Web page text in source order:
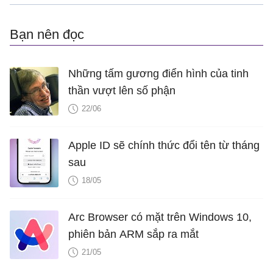
Bạn nên đọc
Những tấm gương điển hình của tinh
thần vượt lên số phận
22/06
Apple ID sẽ chính thức đổi tên từ tháng
sau
18/05
Arc Browser có mặt trên Windows 10,
phiên bản ARM sắp ra mắt
21/05